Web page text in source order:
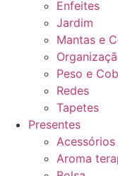
Enfeites
Jardim
Mantas e
Peso e
Redes
Tapetes
Presentes
Acessórios
Aroma